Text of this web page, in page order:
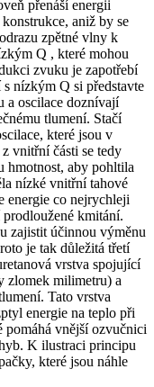
přenáší energii
aniž by se
zpětné vlny k
Q , které mohou
zvuku je zapotřebí
nízkým Q si představte
a oscilace doznívají
tlumení. Stačí
které jsou v
vnitřní části se tedy
hmotnost, aby pohltila
nízké vnitřní tahové
energie co nejrychleji
kmitání.
zajistit účinnou výměnu
je tak důležitá třetí
vrstva spojující
zlomek milimetru) a
Tato vrstva
energie na teplo při
pomáhá vnější ozvučnici
K ilustraci principu
které jsou náhle